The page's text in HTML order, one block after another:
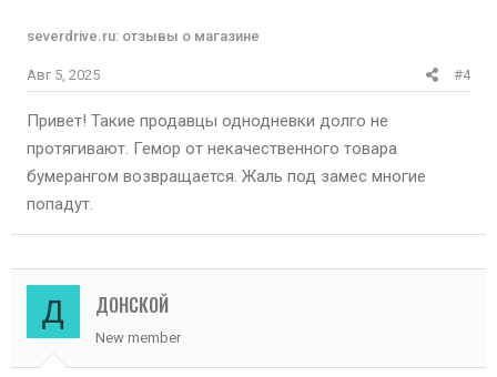
severdrive.ru: отзывы о магазине
Авг 5, 2025 #4
Привет! Такие продавцы однодневки долго не
протягивают. Гемор от некачественного товара
бумерангом возвращается. Жаль под замес многие
попадут.
Д ДОНСКОЙ
New member